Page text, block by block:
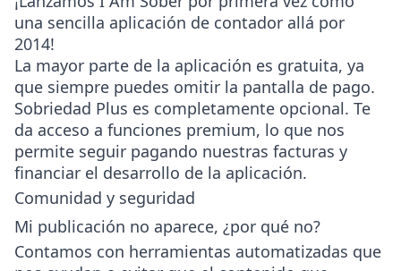
una sencilla aplicación de contador allá por
2014!
La mayor parte de la aplicación es gratuita, ya
que siempre puedes omitir la pantalla de pago.
Sobriedad Plus es completamente opcional. Te
da acceso a funciones premium, lo que nos
permite seguir pagando nuestras facturas y
financiar el desarrollo de la aplicación.
Comunidad y seguridad
Mi publicación no aparece, ¿por qué no?
Contamos con herramientas automatizadas que